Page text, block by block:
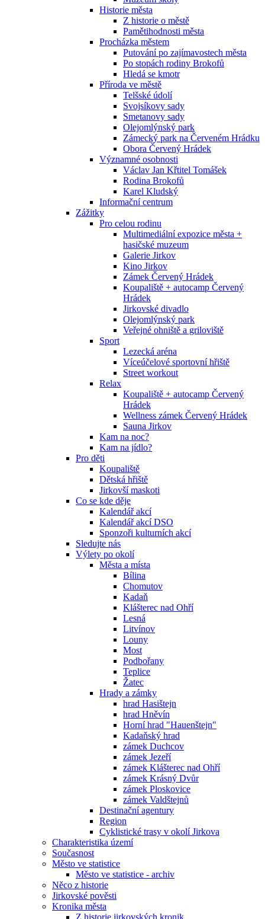
Historie města
Z historie o městě
Pamětihodnosti města
Procházka městem
Putování po zajímavostech města
Po stopách rodiny Brokofů
Hledá se kmotr
Příroda ve městě
Telšské údolí
Svojsíkovy sady
Smetanovy sady
Olejomlýnský park
Zámecký park na Červeném Hrádku
Obora Červený Hrádek
Významné osobnosti
Václav Jan Křtitel Tomášek
Rodina Brokofů
Karel Kludský
Informační centrum
Zážitky
Pro celou rodinu
Multimediální expozice města +
hasičské muzeum
Galerie Jirkov
Kino Jirkov
Zámek Červený Hrádek
Koupaliště + autocamp Červený
Hrádek
Jirkovské divadlo
Olejomlýnský park
Veřejné ohniště a griloviště
Sport
Lezecká aréna
Víceúčelové sportovní hřiště
Street workout
Relax
Koupaliště + autocamp Červený
Hrádek
Wellness zámek Červený Hrádek
Sauna Jirkov
Kam na noc?
Kam na jídlo?
Pro děti
Koupaliště
Dětská hřiště
Jirkovší maskoti
Co se kde děje
Kalendář akcí
Kalendář akcí DSO
Sponzoři kulturních akcí
Sledujte nás
Výlety po okolí
Města a místa
Bílina
Chomutov
Kadaň
Klášterec nad Ohří
Lesná
Litvínov
Louny
Most
Podbořany
Teplice
Žatec
Hrady a zámky
hrad Hasištejn
hrad Hněvín
Horní hrad "Hauenštejn"
Kadaňský hrad
zámek Duchcov
zámek Jezeří
zámek Klášterec nad Ohří
zámek Krásný Dvůr
zámek Ploskovice
zámek Valdštejnů
Destinační agentury
Region
Cyklistické trasy v okolí Jirkova
Charakteristika území
Současnost
Město ve statistice
Město ve statistice - archiv
Něco z historie
Jirkovské pověsti
Kronika města
Z historie jirkovských kronik